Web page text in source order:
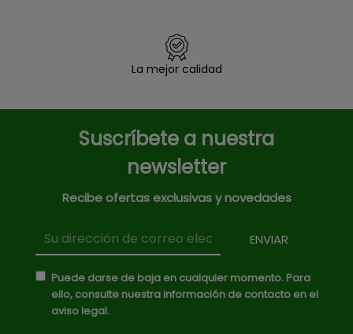
La mejor calidad
Suscríbete a nuestra
newsletter
Recibe ofertas exclusivas y novedades
Puede darse de baja en cualquier momento. Para
ello, consulte nuestra información de contacto en el
aviso legal.